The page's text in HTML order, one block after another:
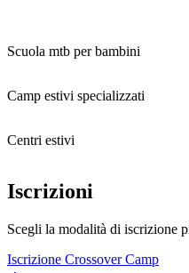
Scuola mtb per bambini
Camp estivi specializzati
Centri estivi
Iscrizioni
Scegli la modalità di iscrizione
Iscrizione Crossover Camp